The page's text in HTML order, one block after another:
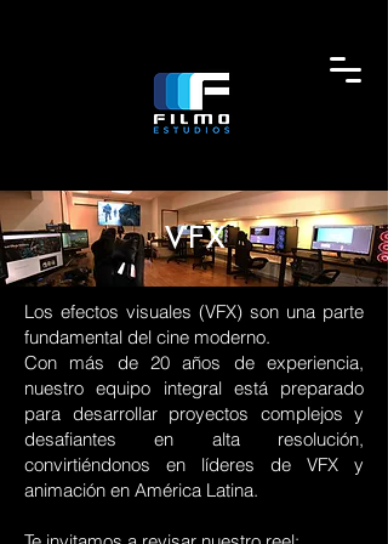
VFX
Los efectos visuales (VFX) son una parte
fundamental del cine moderno.
Con más de 20 años de experiencia,
nuestro equipo integral está preparado
para desarrollar proyectos complejos y
desafiantes en alta resolución,
convirtiéndonos en líderes de VFX y
animación en América Latina.